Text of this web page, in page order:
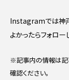
Instagramでは神戸
よかったらフォロー
※記事内の情報は記
確認ください。